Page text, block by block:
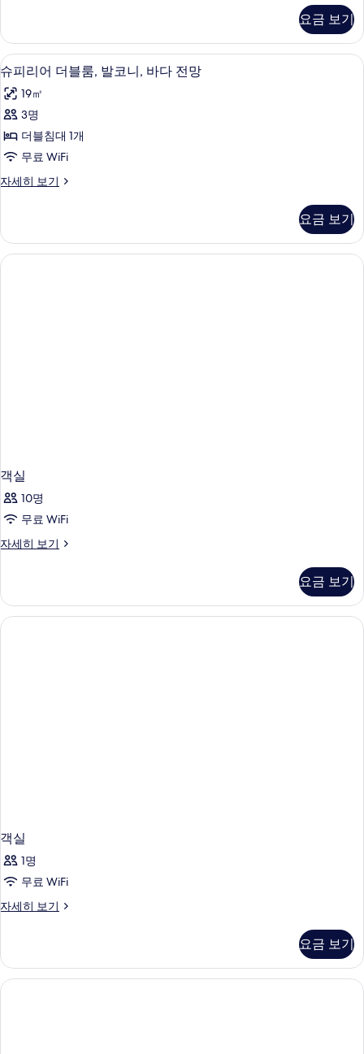
글
침
대
2
개
사
진
모
보
기
싱
글
침
대
2
개
세
히
기
진
모
두
보
기
트
리
플
룸
자
세
보
기
요금 보기
슈
피
리
어
더
룸,
코
니,
미니바, 객실 내 금고, 유아용 침대, 무
4
슈피리어 더블룸, 발코니, 바다 전망
19㎡
3명
더블침대 1개
무료 WiFi
자세히 보기
슈
더
블
룸,
요금 보기
객실
10명
무료 WiFi
자세히 보기
객
히
보
기
요금 보기
객실
1명
무료 WiFi
자세히 보기
객
히
보
기
요금 보기